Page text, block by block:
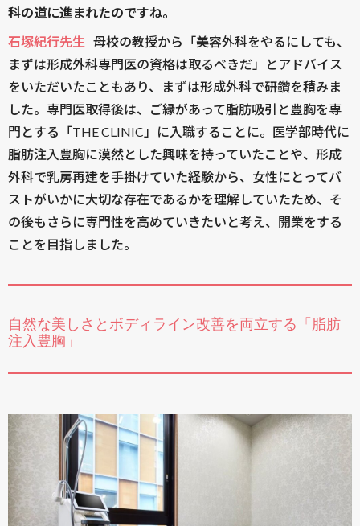
科の道に進まれたのですね。
石塚紀行先生 母校の教授から「美容外科をやるにしても、
まずは形成外科専門医の資格は取るべきだ」とアドバイス
をいただいたこともあり、まずは形成外科で研鑽を積みま
した。専門医取得後は、ご縁があって脂肪吸引と豊胸を専
門とする「THE CLINIC」に入職することに。医学部時代に
脂肪注入豊胸に漠然とした興味を持っていたことや、形成
外科で乳房再建を手掛けていた経験から、女性にとってバ
ストがいかに大切な存在であるかを理解していたため、そ
の後もさらに専門性を高めていきたいと考え、開業をする
ことを目指しました。
自然な美しさとボディライン改善を両立する「脂肪
注入豊胸」